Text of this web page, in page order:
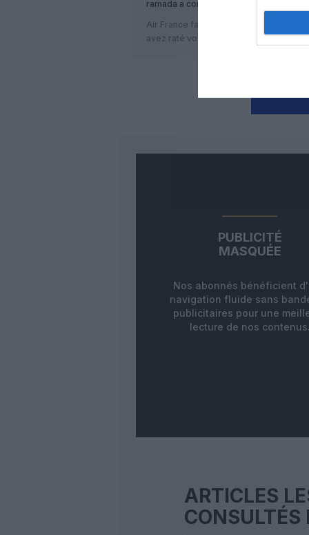
ramada a commenté :
Air France fait grêve?! On ne vous croit
avez raté vos sélections chez Air
PUBLICITÉ
MASQUÉE
Nos abonnés bénéficient
navigation fluide sans
publicitaires pour une
lecture de nos contenus.
ARTICLES
CONSULTÉS